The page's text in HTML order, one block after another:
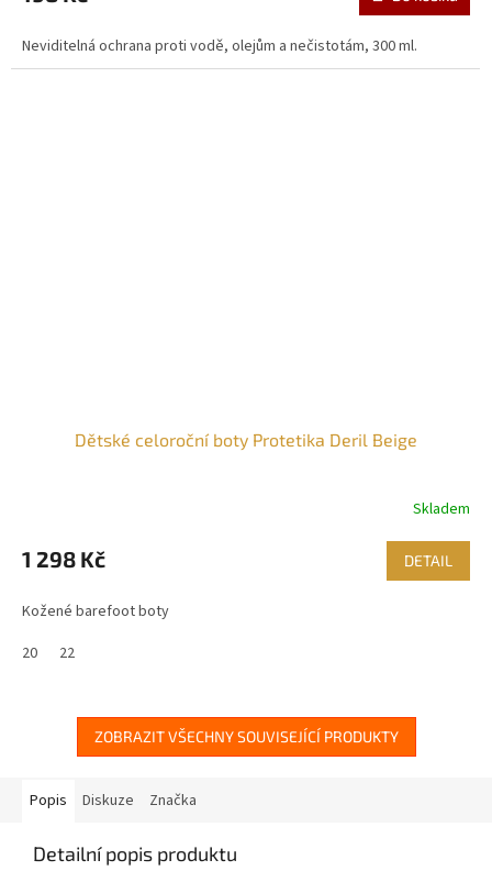
Neviditelná ochrana proti vodě, olejům a nečistotám, 300 ml.
Dětské celoroční boty Protetika Deril Beige
Skladem
1 298 Kč DETAIL
Kožené barefoot boty
20
22
ZOBRAZIT VŠECHNY SOUVISEJÍCÍ PRODUKTY
Popis Diskuze Značka
Detailní popis produktu